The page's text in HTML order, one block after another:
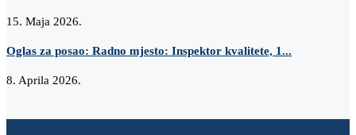
15. Maja 2026.
Oglas za posao: Radno mjesto: Inspektor kvalitete, 1...
8. Aprila 2026.